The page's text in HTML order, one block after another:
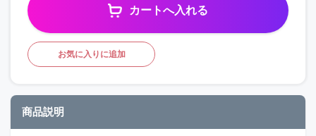
カートへ入れる
お気に入りに追加
商品説明